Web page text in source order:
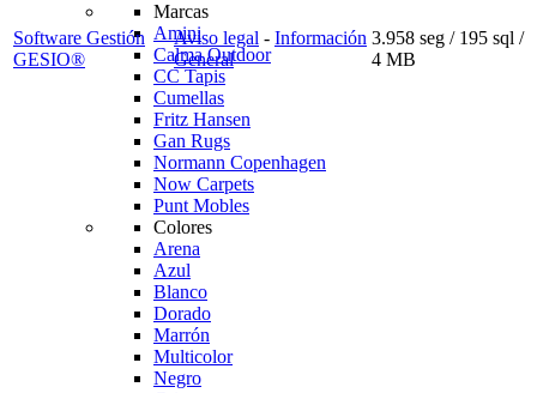
Marcas
Amini
Calma Outdoor
CC Tapis
Cumellas
Fritz Hansen
Gan Rugs
Normann Copenhagen
Now Carpets
Punt Mobles
Colores
Arena
Azul
Blanco
Dorado
Marrón
Multicolor
Negro
Software Gestión
GESIO®
Aviso legal - Información
General
3.958 seg / 195 sql /
4 MB